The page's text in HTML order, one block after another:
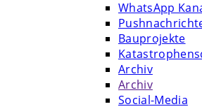
WhatsApp
Bauprojekte
Archiv
Archiv
Social-Media